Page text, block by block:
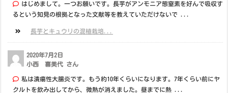
はじめまして。一つお願いです。長芋がアンモニア態窒素を好んで吸収す
るという知見の根拠となった文献等を教えていただけないで ...
長芋とキュウリの混植栽培...
2020年7月2日
小西 喜美代 さん
私は潰瘍性大腸炎です。もう約10年くらいになります。7年くらい前にヤ
クルトを飲み出してから、微熱が消えました。昼までに熱 ...